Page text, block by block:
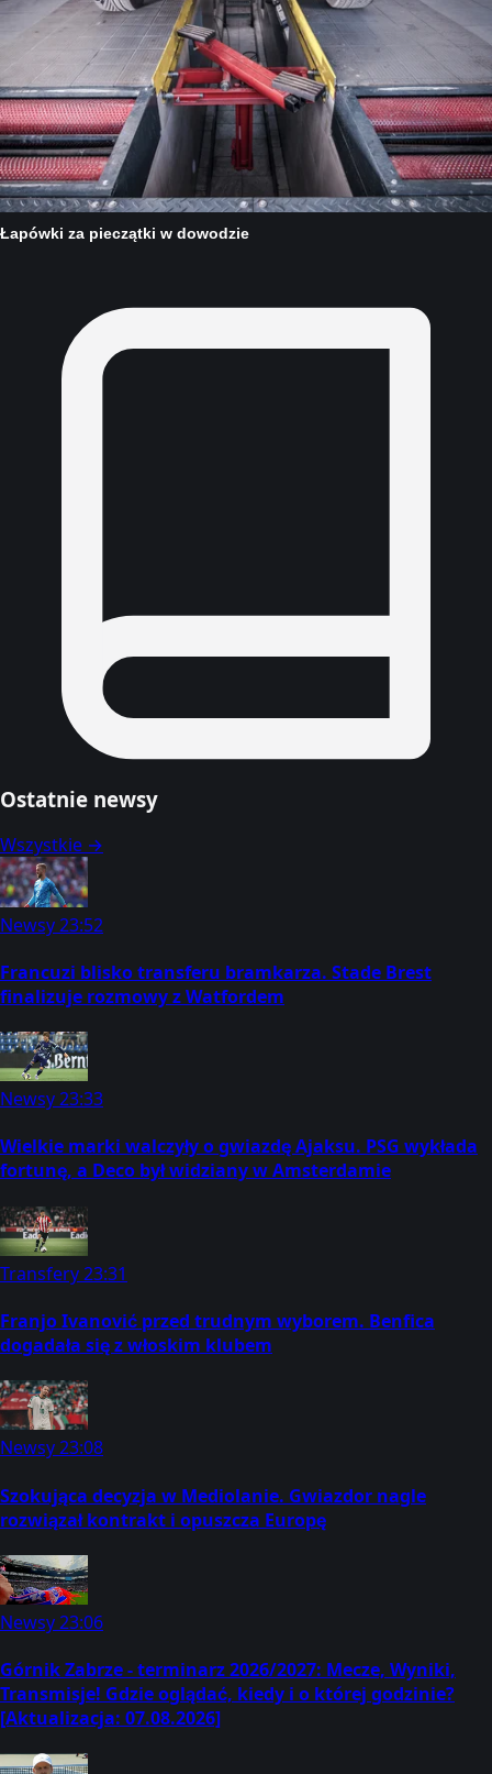
Ostatnie newsy
Wszystkie →
Newsy23:52
Francuzi blisko transferu bramkarza. Stade Brest
finalizuje rozmowy z Watfordem
Newsy23:33
Wielkie marki walczyły o gwiazdę Ajaksu. PSG wykłada
fortunę, a Deco był widziany w Amsterdamie
Transfery23:31
Franjo Ivanović przed trudnym wyborem. Benfica
dogadała się z włoskim klubem
Newsy23:08
Szokująca decyzja w Mediolanie. Gwiazdor nagle
rozwiązał kontrakt i opuszcza Europę
Newsy23:06
Górnik Zabrze - terminarz 2026/2027: Mecze, Wyniki,
Transmisje! Gdzie oglądać, kiedy i o której godzinie?
[Aktualizacja: 07.08.2026]